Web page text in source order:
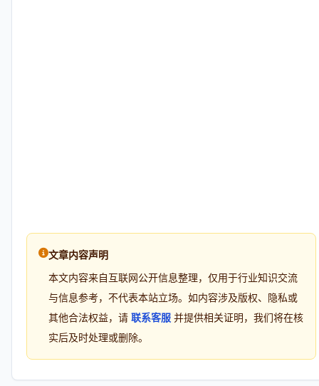
文章内容声明
本文内容来自互联网公开信息整理，仅用于行业知识交流
与信息参考，不代表本站立场。如内容涉及版权、隐私或
其他合法权益，请 联系客服 并提供相关证明，我们将在核
实后及时处理或删除。